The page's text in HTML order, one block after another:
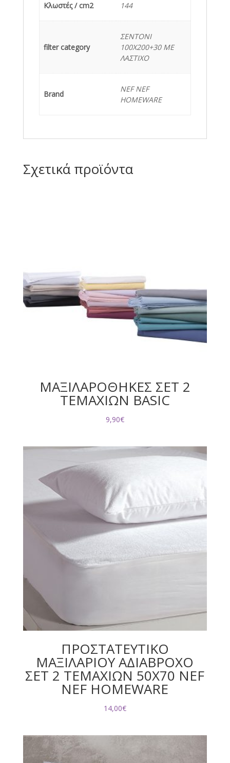
Κλωστές / cm2 144
filter category
ΣΕΝΤΟΝΙ
100X200+30 ME
ΛΑΣΤΙΧΟ
Brand
NEF NEF
HOMEWARE
Σχετικά προϊόντα
ΜΑΞΙΛΑΡΟΘΗΚΕΣ ΣΕΤ 2
ΤΕΜΑΧΙΩΝ BASIC
9,90€
ΠΡΟΣΤΑΤΕΥΤΙΚΟ
ΜΑΞΙΛΑΡΙΟΥ ΑΔΙΑΒΡΟΧΟ
ΣΕΤ 2 ΤΕΜΑΧΙΩΝ 50X70 NEF
NEF HOMEWARE
14,00€